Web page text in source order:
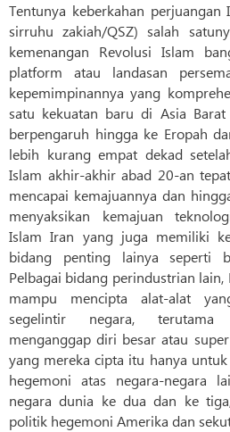
Tentunya keberkahan perjuangan
sirruhu zakiah/QSZ) salah
kemenangan Revolusi Islam
platform atau landasan
kepemimpinannya yang
satu kekuatan baru di Asia
berpengaruh hingga ke Eropah
lebih kurang empat dekad
Islam akhir-akhir abad 20-an
mencapai kemajuannya dan
menyaksikan kemajuan
Islam Iran yang juga memiliki
bidang penting lainya seperti
Pelbagai bidang perindustrian
mampu mencipta alat-alat
segelintir negara, terutama
menganggap diri besar atau
yang mereka cipta itu hanya
hegemoni atas negara-negara
negara dunia ke dua dan ke
politik hegemoni Amerika dan